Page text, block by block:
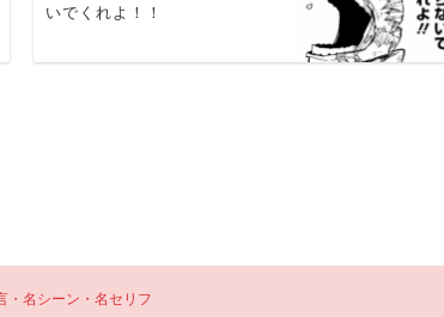
いでくれよ！！
・名シーン・名セリフ